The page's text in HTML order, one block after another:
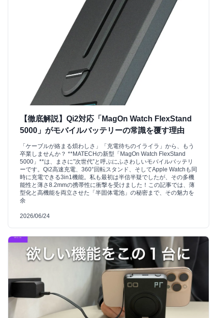
【徹底解説】Qi2対応「MagOn Watch FlexStand
5000」がモバイルバッテリーの常識を覆す理由
「ケーブルが絡まる煩わしさ」「充電待ちのイライラ」から、もう
卒業しませんか？ **MATECHの新型「MagOn Watch FlexStand
5000」**は、まさに”次世代”と呼ぶにふさわしいモバイルバッテリ
ーです。Qi2高速充電、360°回転スタンド、そしてApple Watchも同
時に充電できる3in1機能。私も最初は半信半疑でしたが、その多機
能性と薄さ8.2mmの携帯性に衝撃を受けました！この記事では、薄
型化と高機能を両立させた「半固体電池」の秘密まで、その魅力を
余
2026/06/24